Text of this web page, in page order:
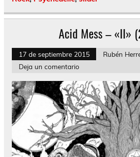
Acid Mess – «II»
17 de septiembre 2015
Rubén
Deja un comentario